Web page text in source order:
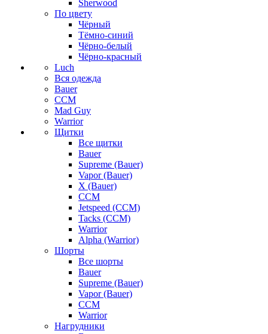
Sherwood
По цвету
Чёрный
Тёмно-синий
Чёрно-белый
Чёрно-красный
Luch
Вся одежда
Bauer
CCM
Mad Guy
Warrior
Щитки
Все щитки
Bauer
Supreme (Bauer)
Vapor (Bauer)
X (Bauer)
CCM
Jetspeed (CCM)
Tacks (CCM)
Warrior
Alpha (Warrior)
Шорты
Все шорты
Bauer
Supreme (Bauer)
Vapor (Bauer)
CCM
Warrior
Нагрудники